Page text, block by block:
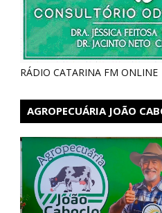
RÁDIO CATARINA FM ONLINE
AGROPECUÁRIA JOÃO